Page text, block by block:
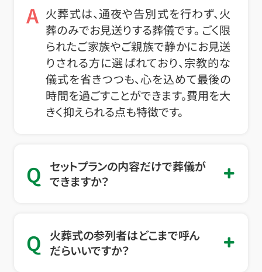
A 火葬式は、通夜や告別式を行わず、火
葬のみでお見送りする葬儀です。 ごく限
られたご家族やご親族で静かにお見送
りされる方に選ばれており、宗教的な
儀式を省きつつも、心を込めて最後の
時間を過ごすことができます。費用を大
きく抑えられる点も特徴です。
Q
セットプランの内容だけで葬儀が
できますか？
Q
火葬式の参列者はどこまで呼ん
だらいいですか？